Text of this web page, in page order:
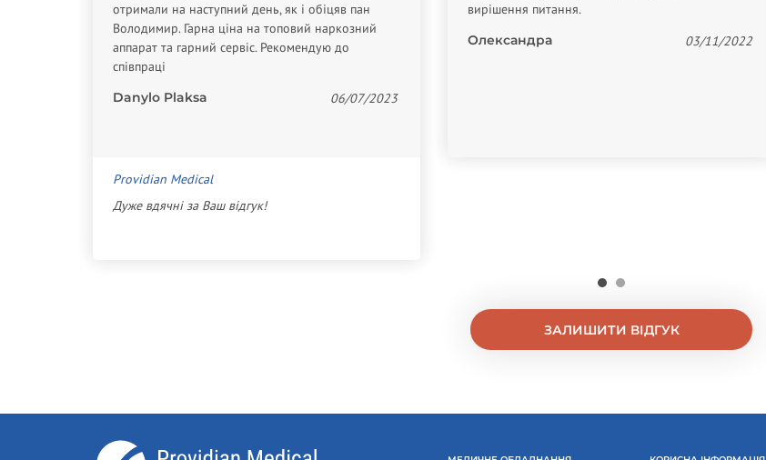
отримали на наступний день, як і обіцяв пан
Володимир. Гарна ціна на топовий наркозний
аппарат та гарний сервіс. Рекомендую до
співпраці
Danylo Plaksa
06/07/2023
Providian Medical
Дуже вдячні за Ваш відгук!
вирішення питання.
Олександра
03/11/2022
ЗАЛИШИТИ ВІДГУК